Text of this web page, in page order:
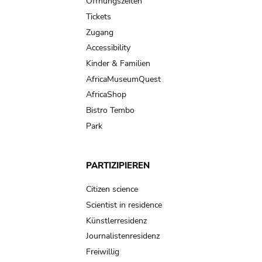
navigation
Tickets
Zugang
Accessibility
Kinder & Familien
AfricaMuseumQuest
AfricaShop
Bistro Tembo
Park
PARTIZIPIEREN
Citizen science
Scientist in residence
Künstlerresidenz
Journalistenresidenz
Freiwillig